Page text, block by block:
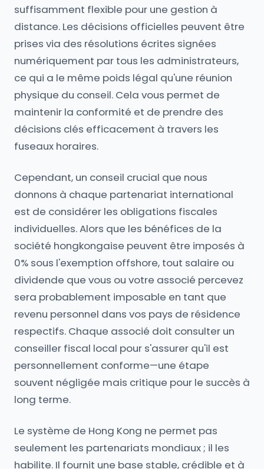
suffisamment flexible pour une gestion à
distance. Les décisions officielles peuvent être
prises via des résolutions écrites signées
numériquement par tous les administrateurs,
ce qui a le même poids légal qu'une réunion
physique du conseil. Cela vous permet de
maintenir la conformité et de prendre des
décisions clés efficacement à travers les
fuseaux horaires.
Cependant, un conseil crucial que nous
donnons à chaque partenariat international
est de considérer les obligations fiscales
individuelles. Alors que les bénéfices de la
société hongkongaise peuvent être imposés à
0% sous l'exemption offshore, tout salaire ou
dividende que vous ou votre associé percevez
sera probablement imposable en tant que
revenu personnel dans vos pays de résidence
respectifs. Chaque associé doit consulter un
conseiller fiscal local pour s'assurer qu'il est
personnellement conforme—une étape
souvent négligée mais critique pour le succès à
long terme.
Le système de Hong Kong ne permet pas
seulement les partenariats mondiaux ; il les
habilite. Il fournit une base stable, crédible et à